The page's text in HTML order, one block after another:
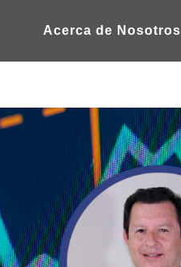
Acerca de Nosotros